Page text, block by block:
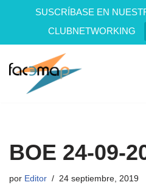
SUSCRÍBASE EN
CLUBNETWORKING
Saltar
BOE 24-09-
por Editor 24 septiembre, 2019